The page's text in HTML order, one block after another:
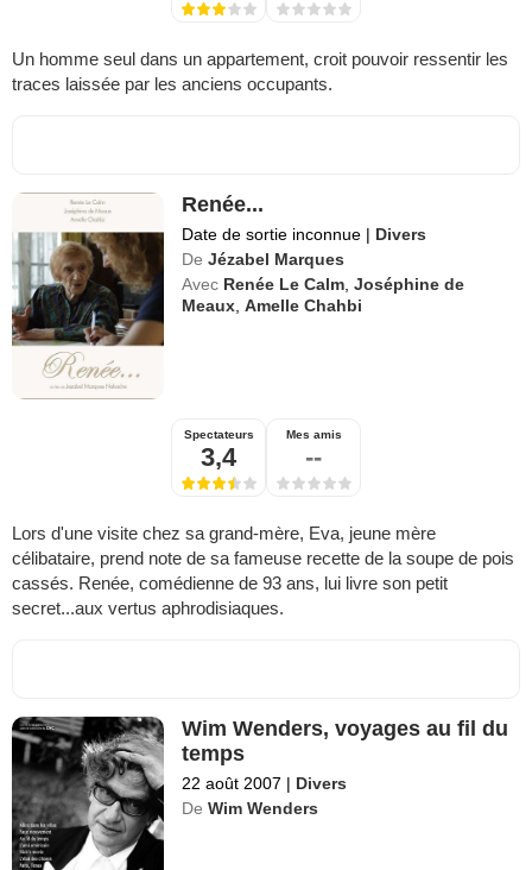
Un homme seul dans un appartement, croit pouvoir ressentir les
traces laissée par les anciens occupants.
Renée...
Date de sortie inconnue | Divers
De Jézabel Marques
Avec Renée Le Calm,Joséphine de
Meaux,Amelle Chahbi
Spectateurs
3,4
Mes amis
--
Lors d'une visite chez sa grand-mère, Eva, jeune mère
célibataire, prend note de sa fameuse recette de la soupe de pois
cassés. Renée, comédienne de 93 ans, lui livre son petit
secret...aux vertus aphrodisiaques.
Wim Wenders, voyages au fil du
temps
22 août 2007 | Divers
De Wim Wenders